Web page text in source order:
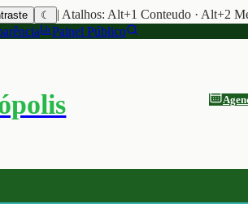
☾
| Atalhos: Alt+1 Conteudo · Alt+2
Painel Público